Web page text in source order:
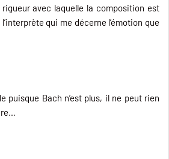
avec laquelle la composition est
qui me décerne l’émotion que
puisque Bach n’est plus, il ne peut rien